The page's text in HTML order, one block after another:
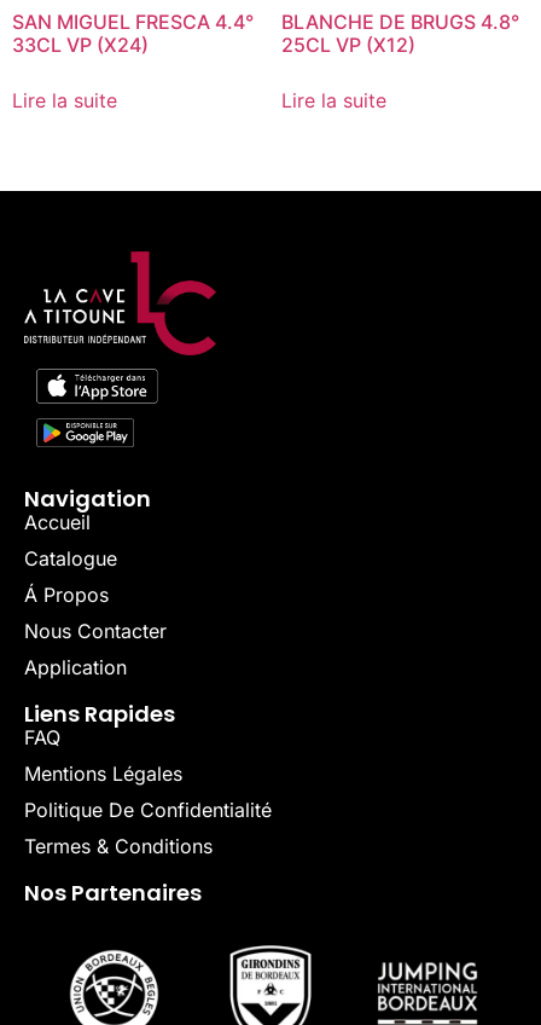
SAN MIGUEL FRESCA 4.4°
33CL VP (X24)
Lire la suite
BLANCHE DE BRUGS 4.8°
25CL VP (X12)
Lire la suite
Navigation
Accueil
Catalogue
Á Propos
Nous Contacter
Application
Liens Rapides
FAQ
Mentions Légales
Politique De Confidentialité
Termes & Conditions
Nos Partenaires